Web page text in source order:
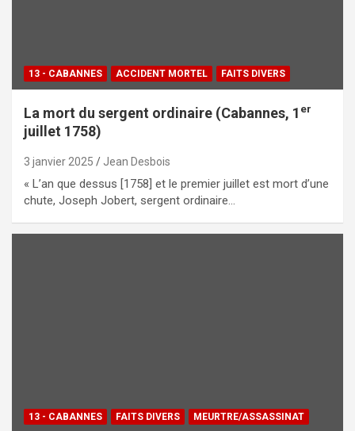
13 - CABANNES ACCIDENT MORTEL FAITS DIVERS
La mort du sergent ordinaire (Cabannes, 1 er
juillet 1758)
3 janvier 2025 Jean Desbois
« L’an que dessus [1758] et le premier juillet est mort d’une
chute, Joseph Jobert, sergent ordinaire…
13 - CABANNES FAITS DIVERS MEURTRE/ASSASSINAT